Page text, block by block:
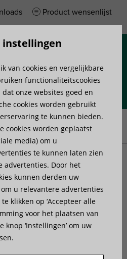
Product wensenlijst
loodgieterswerk»Hulpstukken
Standleiding
afvoerbuis
instellingen
van cookies en vergelijkbare
functionaliteitscookies
onze websites goed en
cookies worden gebruikt
te kunnen bieden.
cookies worden geplaatst
media) om u
te kunnen laten zien
advertenties. Door het
kunnen derden uw
u relevantere advertenties
klikken op ‘Accepteer alle
voor het plaatsen van
knop ‘Instellingen’ om uw